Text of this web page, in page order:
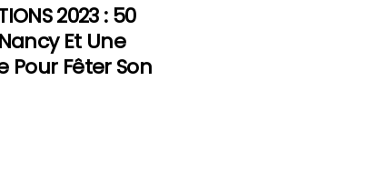
2023 : 50
Et Une
Pour Fêter Son